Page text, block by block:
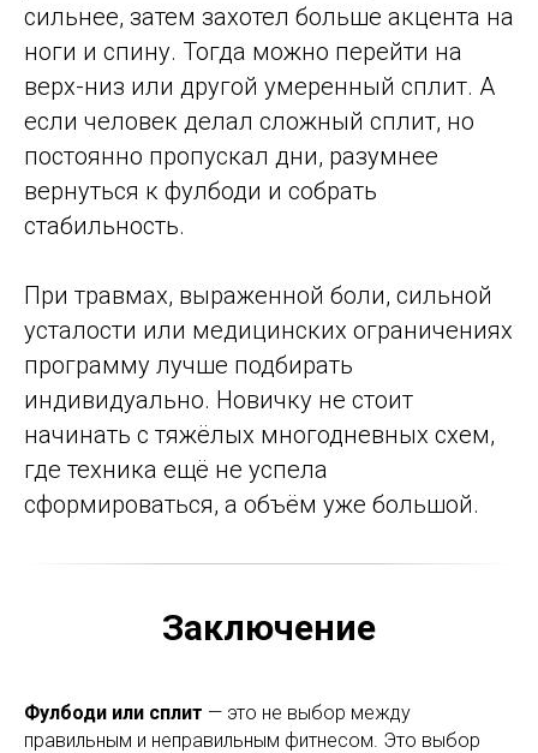
сильнее, затем захотел больше акцента на
ноги и спину. Тогда можно перейти на
верх-низ или другой умеренный сплит. А
если человек делал сложный сплит, но
постоянно пропускал дни, разумнее
вернуться к фулбоди и собрать
стабильность.
При травмах, выраженной боли, сильной
усталости или медицинских ограничениях
программу лучше подбирать
индивидуально. Новичку не стоит
начинать с тяжёлых многодневных схем,
где техника ещё не успела
сформироваться, а объём уже большой.
Заключение
Фулбоди или сплит — это не выбор между
правильным и неправильным фитнесом. Это выбор